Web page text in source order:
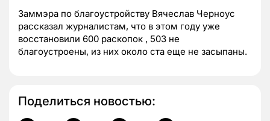
Заммэра по благоустройству Вячеслав Черноус
рассказал журналистам, что в этом году уже
восстановили 600 раскопок , 503 не
благоустроены, из них около ста еще не засыпаны.
Поделиться новостью: